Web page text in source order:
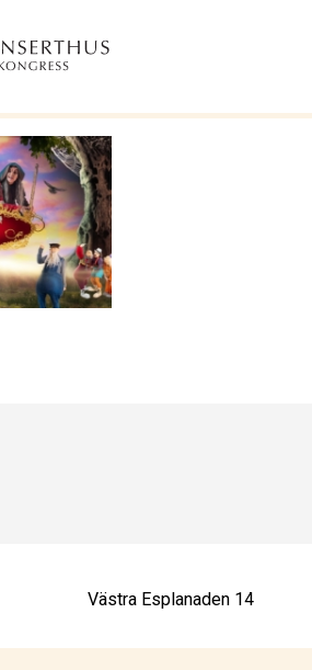
Västra Esplanaden 14